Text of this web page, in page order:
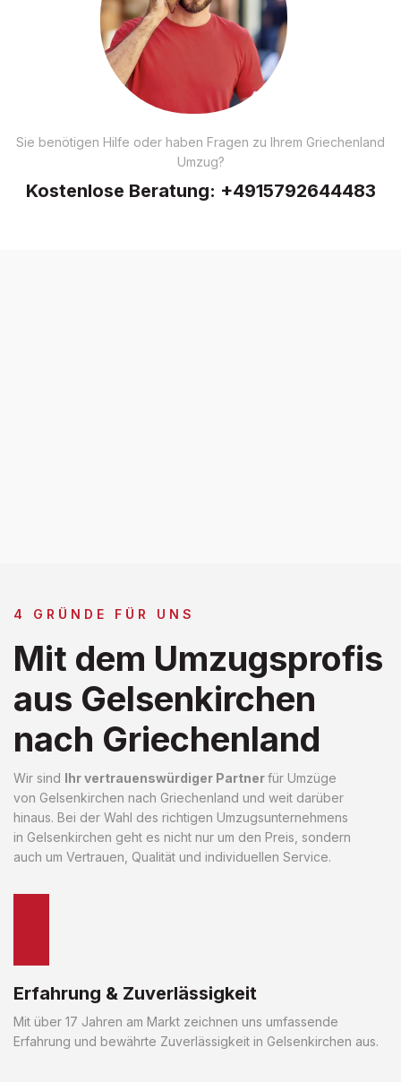
Sie benötigen Hilfe oder haben Fragen zu Ihrem Griechenland
Umzug?
Kostenlose Beratung: +4915792644483
4 GRÜNDE FÜR UNS
Mit dem Umzugsprofis
aus Gelsenkirchen
nach Griechenland
Wir sind Ihr vertrauenswürdiger Partnerfür Umzüge
von Gelsenkirchen nach Griechenland und weit darüber
hinaus. Bei der Wahl des richtigen Umzugsunternehmens
in Gelsenkirchen geht es nicht nur um den Preis, sondern
auch um Vertrauen, Qualität und individuellen Service.
Erfahrung & Zuverlässigkeit
Mit über 17 Jahren am Markt zeichnen uns umfassende
Erfahrung und bewährte Zuverlässigkeit in Gelsenkirchen aus.